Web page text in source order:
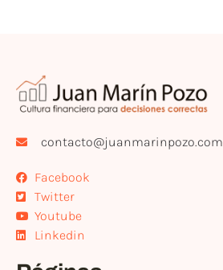
contacto@juanmarinpozo.com
Facebook
Twitter
Youtube
Linkedin